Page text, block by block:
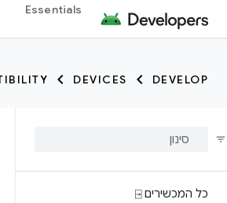
Essentials
DEVELOP
DEVICES
כל המכשירים ⍈